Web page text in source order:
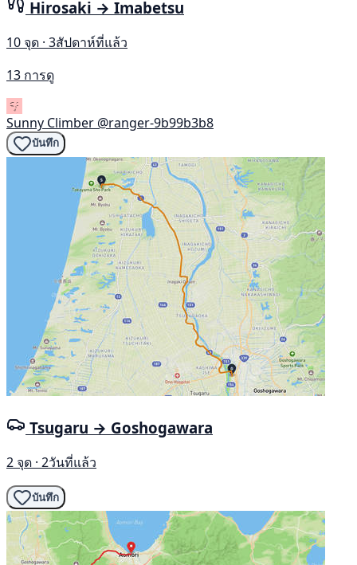
Hirosaki → Imabetsu
10 จุด · 3สัปดาห์ที่แล้ว
13 การดู
Sunny Climber @ranger-9b99b3b8
บันทึก
Tsugaru → Goshogawara
2 จุด · 2วันที่แล้ว
บันทึก